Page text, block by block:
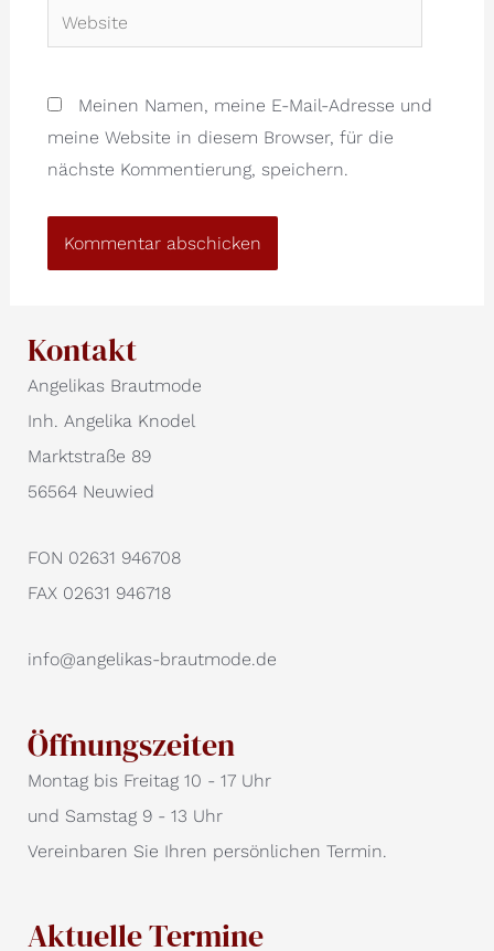
Website
Meinen Namen, meine E-Mail-Adresse und
meine Website in diesem Browser, für die
nächste Kommentierung, speichern.
Kontakt
Angelikas Brautmode
Inh. Angelika Knodel
Marktstraße 89
56564 Neuwied
FON 02631 946708
FAX 02631 946718
info@angelikas-brautmode.de
Öffnungszeiten
Montag bis Freitag 10 - 17 Uhr
und Samstag 9 - 13 Uhr
Vereinbaren Sie Ihren persönlichen Termin.
Aktuelle Termine